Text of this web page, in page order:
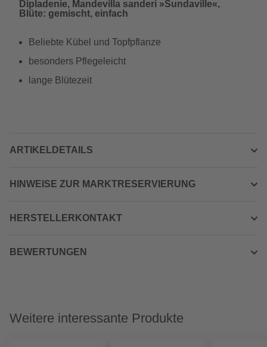
Dipladenie, Mandevilla sanderi »Sundaville«,
Blüte: gemischt, einfach
Beliebte Kübel und Topfpflanze
besonders Pflegeleicht
lange Blütezeit
ARTIKELDETAILS
HINWEISE ZUR MARKTRESERVIERUNG
HERSTELLERKONTAKT
BEWERTUNGEN
Weitere interessante Produkte